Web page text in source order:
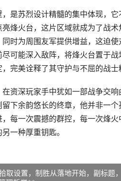
是苏烈设计精髓的集中体现，
烽火台，这片区域就成为了战
时为周围友军提供增益，这迫
可能深入敌阵，将烽火台置于
完美诠释了其守护与不屈的战士
资深玩家手中犹如一部战争交
下余韵悠长的终章，他并非一
每一次震撼的群控，每一次烽
一种厚重钥匙。
取设置，制胜从落地开始，副标题，